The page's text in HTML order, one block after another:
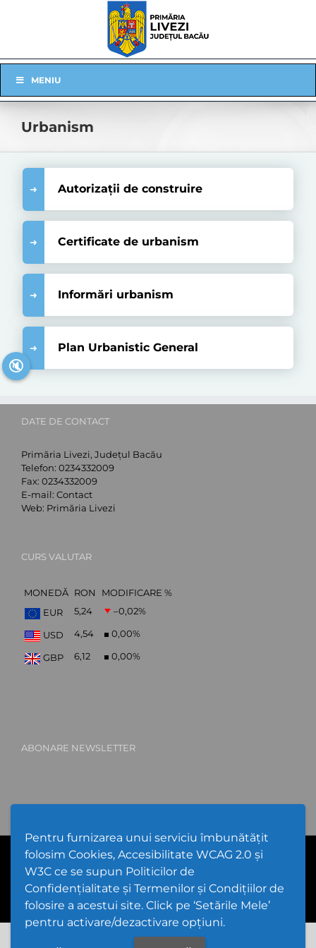
Pentru furnizarea unui serviciu îmbunătățit
folosim Cookies, Accesibilitate WCAG 2.0 și
W3C ce se supun Politicilor de
Confidențialitate și Termenilor și Condițiilor de
folosire a acestui site. Click pe ‘Setările Mele’
pentru activare/dezactivare opțiuni.
Navigation
MENIU
Urbanism
Autorizații de construire
Certificate de urbanism
Informări urbanism
Plan Urbanistic General
DATE DE CONTACT
Primăria Livezi, Județul Bacău
Telefon: 0234332009
Fax: 0234332009
E-mail: Contact
Web: Primăria Livezi
CURS VALUTAR
MONEDĂ RON
MODIFICARE %
EUR
5,24 –0,02%
USD 4,54 0,00%
GBP 6,12 0,00%
ABONARE NEWSLETTER
PPW @2026 |Hartă Website|Setări Cookies și Accesibilitate
Politică de utilizare Cookies|Politică de confidențialitate website
Termeni și condiții de utilizare a site-ului
🔇